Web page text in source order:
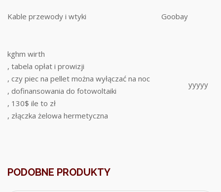
Kable przewody i wtyki Goobay
kghm wirth
, tabela opłat i prowizji
, czy piec na pellet można wyłączać na noc
, dofinansowania do fotowoltaiki
, 130$ ile to zł
, złączka żelowa hermetyczna
yyyyy
PODOBNE PRODUKTY